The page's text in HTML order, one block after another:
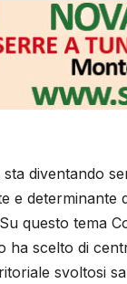
sta diventando
e determinante
questo tema
ha scelto di
svoltosi